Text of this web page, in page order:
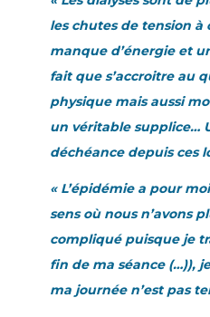
les chutes de tension à
manque d’énergie et
fait que s’accroitre au
physique mais aussi
un véritable supplice…
déchéance depuis ces
« L’épidémie a pour
sens où nous n’avons
compliqué puisque je
fin de ma séance (…)),
ma journée n’est pas